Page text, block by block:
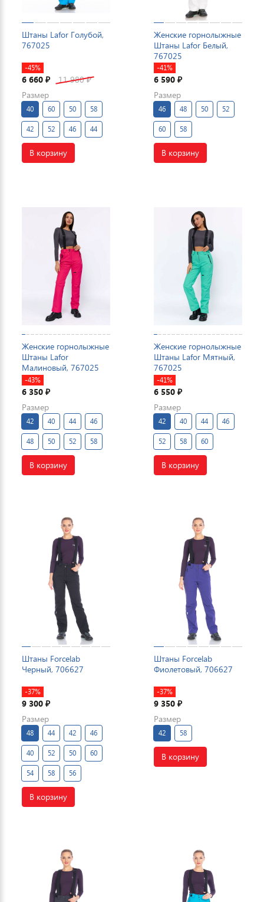
Штаны Lafor Голубой,
767025
-45%
6 660 ₽ 11 980₽
Размер
40 60 50 58
42 52 46 44
В корзину
Женские горнолыжные
Штаны Lafor Белый,
767025
-41%
6 590 ₽
Размер
46 48 50 52
60 58
В корзину
Женские горнолыжные
Штаны Lafor
Малиновый, 767025
-43%
6 350 ₽
Размер
42 40 44 46
48 50 52 58
В корзину
Женские горнолыжные
Штаны Lafor Мятный,
767025
-41%
6 550 ₽
Размер
42 40 44 46
52 58 60
В корзину
Штаны Forcelab
Черный, 706627
-37%
9 300 ₽
Размер
48 44 42 46
40 52 50 60
54 58 56
В корзину
Штаны Forcelab
Фиолетовый, 706627
-37%
9 350 ₽
Размер
42 58
В корзину